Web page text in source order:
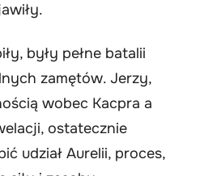
były pełne batalii
zamętów. Jerzy,
wobec Kacpra a
ostatecznie
udział Aurelii, proces,